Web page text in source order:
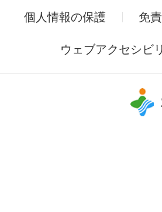
個人情報の保護 免
ウェブアクセシビ